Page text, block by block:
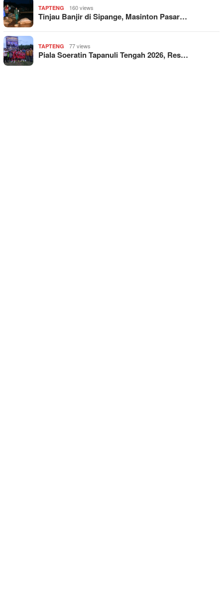
TAPTENG 160 views
Tinjau Banjir di Sipange, Masinton Pasar…
TAPTENG 77 views
Piala Soeratin Tapanuli Tengah 2026, Res…